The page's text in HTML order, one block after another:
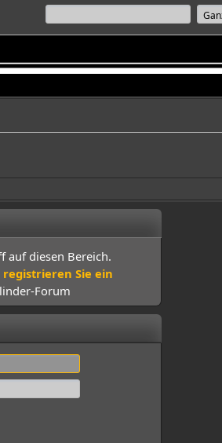
auf diesen Bereich.
registrieren Sie ein
Forum